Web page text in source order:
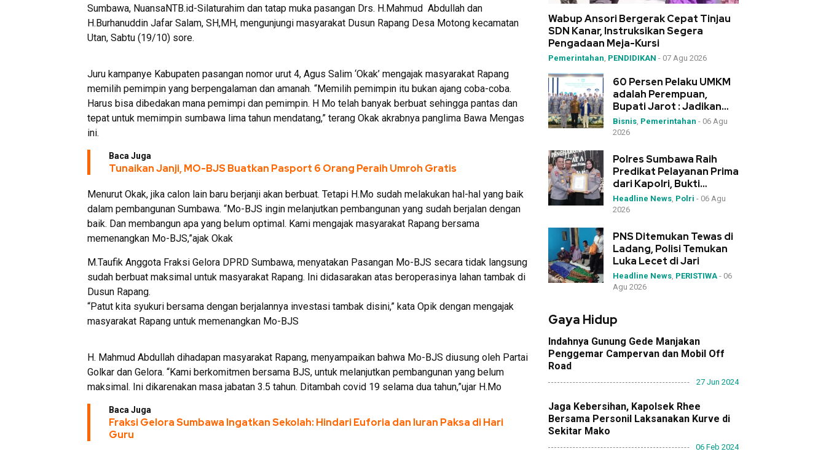
Sumbawa, NuansaNTB.id-Silaturahim dan tatap muka pasangan Drs. H.Mahmud Abdullah dan
H.Burhanuddin Jafar Salam, SH,MH, mengunjungi masyarakat Dusun Rapang Desa Motong kecamatan
Utan, Sabtu (19/10) sore.
Juru kampanye Kabupaten pasangan nomor urut 4, Agus Salim ‘Okak’ mengajak masyarakat Rapang
memilih pemimpin yang berpengalaman dan amanah. “Memilih pemimpin itu bukan ajang coba-coba.
Harus bisa dibedakan mana pemimpi dan pemimpin. H Mo telah banyak berbuat sehingga pantas dan
tepat untuk memimpin sumbawa lima tahun mendatang,” terang Okak akrabnya panglima Bawa Mengas
ini.
Baca Juga
Tunaikan Janji, MO-BJS Buatkan Pasport 6 Orang Peraih Umroh Gratis
Menurut Okak, jika calon lain baru berjanji akan berbuat. Tetapi H.Mo sudah melakukan hal-hal yang baik
dalam pembangunan Sumbawa. “Mo-BJS ingin melanjutkan pembangunan yang sudah berjalan dengan
baik. Dan membangun apa yang belum optimal. Kami mengajak masyarakat Rapang bersama
memenangkan Mo-BJS,”ajak Okak
M.Taufik Anggota Fraksi Gelora DPRD Sumbawa, menyatakan Pasangan Mo-BJS secara tidak langsung
sudah berbuat maksimal untuk masyarakat Rapang. Ini didasarakan atas beroperasinya lahan tambak di
Dusun Rapang.
“Patut kita syukuri bersama dengan berjalannya investasi tambak disini,” kata Opik dengan mengajak
masyarakat Rapang untuk memenangkan Mo-BJS
H. Mahmud Abdullah dihadapan masyarakat Rapang, menyampaikan bahwa Mo-BJS diusung oleh Partai
Golkar dan Gelora. “Kami berkomitmen bersama BJS, untuk melanjutkan pembangunan yang belum
maksimal. Ini dikarenakan masa jabatan 3.5 tahun. Ditambah covid 19 selama dua tahun,”ujar H.Mo
Baca Juga
Fraksi Gelora Sumbawa Ingatkan Sekolah: Hindari Euforia dan Iuran Paksa di Hari
Guru
Wabup Ansori Bergerak Cepat Tinjau
SDN Kanar, Instruksikan Segera
Pengadaan Meja-Kursi
Pemerintahan, PENDIDIKAN - 07 Agu 2026
60 Persen Pelaku UMKM
adalah Perempuan,
Bupati Jarot : Jadikan
IWAPI Rumah Kolaborasi
Bisnis, Pemerintahan - 06 Agu
2026
Polres Sumbawa Raih
Predikat Pelayanan Prima
dari Kapolri, Bukti
Dedikasi Tinggi di
Rakernis Polda NTB
Headline News, Polri - 06 Agu
2026
PNS Ditemukan Tewas di
Ladang, Polisi Temukan
Luka Lecet di Jari
Headline News, PERISTIWA - 06
Agu 2026
Gaya Hidup
Indahnya Gunung Gede Manjakan
Penggemar Campervan dan Mobil Off
Road
27 Jun 2024
Jaga Kebersihan, Kapolsek Rhee
Bersama Personil Laksanakan Kurve di
Sekitar Mako
06 Feb 2024